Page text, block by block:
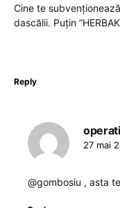
Cine te
dascălii. Puțin
Reply
27 mai
@gombosiu , asta